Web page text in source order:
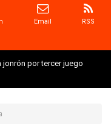
Email RSS
jonrón por tercer juego